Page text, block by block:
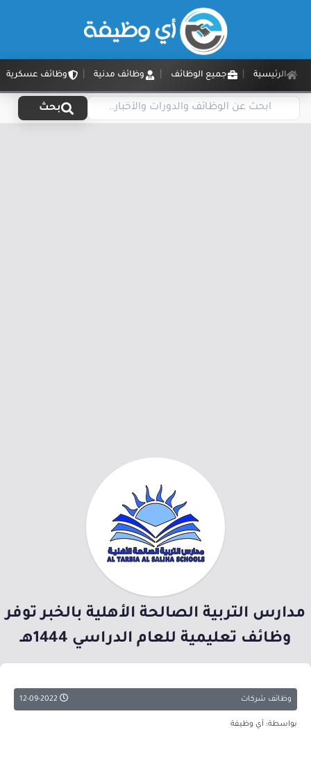
الرئيسية جميع الوظائف وظائف مدنية وظائف عسكرية
بحث
مدارس التربية الصالحة الأهلية بالخبر توفر
وظائف تعليمية للعام الدراسي 1444هـ
وظائف شركات
بواسطة: أي وظيفة